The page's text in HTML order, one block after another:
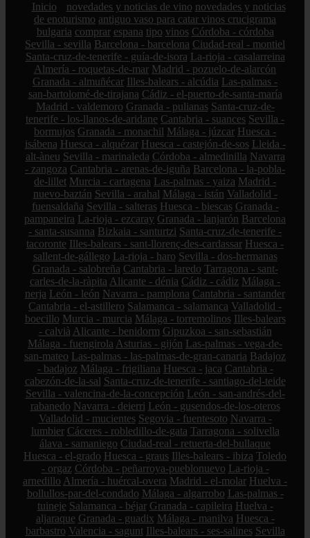
Inicio novedades y noticias de vino novedades y noticias
de enoturismo antiguo vaso para catar vinos crucigrama
bulgaria comprar espana tipo vinos Córdoba - córdoba
Sevilla - sevilla Barcelona - barcelona Ciudad-real - montiel
Santa-cruz-de-tenerife - guía-de-isora La-rioja - casalarreina
Almería - roquetas-de-mar Madrid - pozuelo-de-alarcón
Granada - almuñécar Illes-balears - alcúdia Las-palmas -
san-bartolomé-de-tirajana Cádiz - el-puerto-de-santa-maría
Madrid - valdemoro Granada - pulianas Santa-cruz-de-
tenerife - los-llanos-de-aridane Cantabria - suances Sevilla -
bormujos Granada - monachil Málaga - júzcar Huesca -
isábena Huesca - alquézar Huesca - castejón-de-sos Lleida -
alt-àneu Sevilla - marinaleda Córdoba - almedinilla Navarra
- zangoza Cantabria - arenas-de-iguña Barcelona - la-pobla-
de-lillet Murcia - cartagena Las-palmas - yaiza Madrid -
nuevo-baztán Sevilla - arahal Málaga - istán Valladolid -
fuensaldaña Sevilla - salteras Huesca - biescas Granada -
pampaneira La-rioja - ezcaray Granada - lanjarón Barcelona
- santa-susanna Bizkaia - santurtzi Santa-cruz-de-tenerife -
tacoronte Illes-balears - sant-llorenç-des-cardassar Huesca -
sallent-de-gállego La-rioja - haro Sevilla - dos-hermanas
Granada - salobreña Cantabria - laredo Tarragona - sant-
carles-de-la-ràpita Alicante - dénia Cádiz - cádiz Málaga -
nerja León - león Navarra - pamplona Cantabria - santander
Cantabria - el-astillero Salamanca - salamanca Valladolid -
boecillo Murcia - murcia Málaga - torremolinos Illes-balears
- calvià Alicante - benidorm Gipuzkoa - san-sebastián
Málaga - fuengirola Asturias - gijón Las-palmas - vega-de-
san-mateo Las-palmas - las-palmas-de-gran-canaria Badajoz
- badajoz Málaga - frigiliana Huesca - jaca Cantabria -
cabezón-de-la-sal Santa-cruz-de-tenerife - santiago-del-teide
Sevilla - valencina-de-la-concepción León - san-andrés-del-
rabanedo Navarra - deierri León - gusendos-de-los-oteros
Valladolid - mucientes Segovia - fuentesoto Navarra -
lumbier Cáceres - robledillo-de-gata Tarragona - solivella
álava - samaniego Ciudad-real - retuerta-del-bullaque
Huesca - el-grado Huesca - graus Illes-balears - ibiza Toledo
- orgaz Córdoba - peñarroya-pueblonuevo La-rioja -
arnedillo Almería - huércal-overa Madrid - el-molar Huelva -
bollullos-par-del-condado Málaga - algarrobo Las-palmas -
tuineje Salamanca - béjar Granada - capileira Huelva -
aljaraque Granada - guadix Málaga - manilva Huesca -
barbastro Valencia - sagunt Illes-balears - ses-salines Sevilla